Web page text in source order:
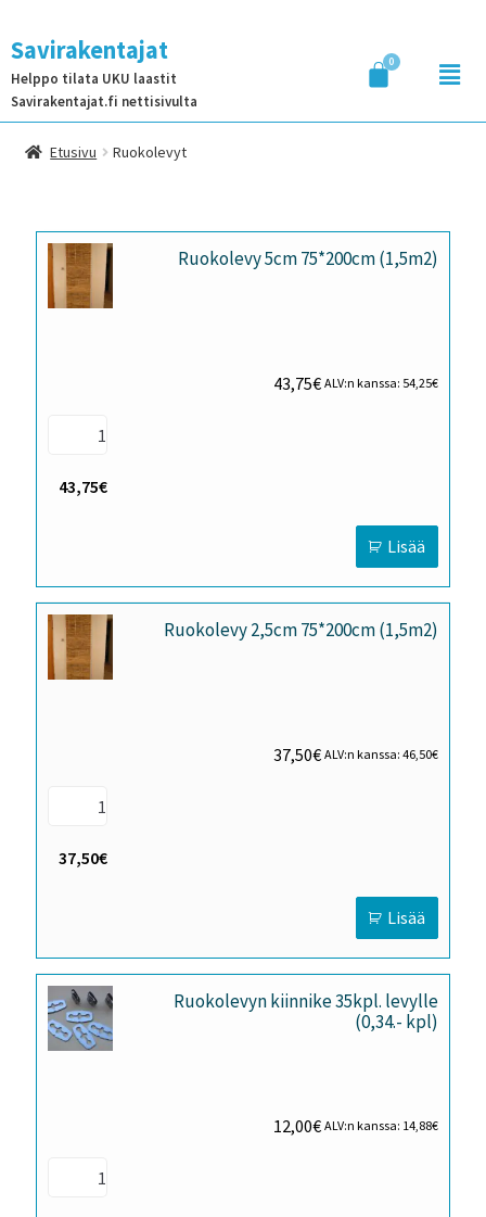
Savirakentajat
Helppo tilata UKU laastit
Savirakentajat.fi nettisivulta
Etusivu Ruokolevyt
Ruokolevy 5cm 75*200cm (1,5m2)
43,75€ ALV:n kanssa: 54,25€
43,75€
Lisää
Ruokolevy 2,5cm 75*200cm (1,5m2)
37,50€ ALV:n kanssa: 46,50€
37,50€
Lisää
Ruokolevyn kiinnike 35kpl. levylle
(0,34.- kpl)
12,00€ ALV:n kanssa: 14,88€